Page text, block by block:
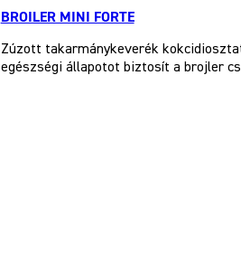
BROILER MINI FORTE
Zúzott takarmánykeverék
egészségi állapotot biztosít a brojler